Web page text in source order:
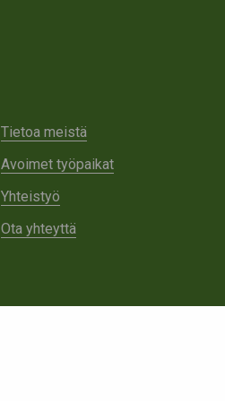
Tietoa meistä
Avoimet työpaikat
Yhteistyö
Ota yhteyttä